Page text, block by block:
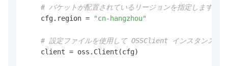
# バケットが配置されているリージョンを指定します
    cfg.region =
"cn-hangzhou"
# 設定ファイルを使用して OSSClient インスタンスを
    client = oss.Client(cfg)